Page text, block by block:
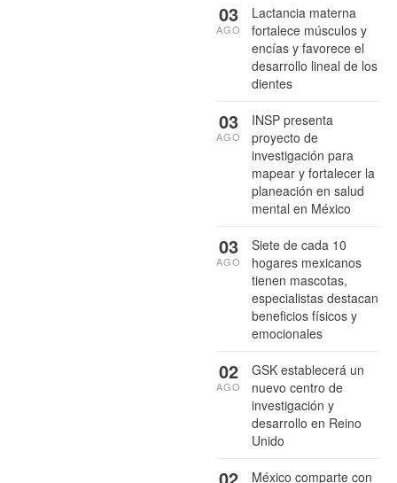
Lactancia materna
fortalece músculos y
encías y favorece el
desarrollo lineal de los
dientes
03
AGO
INSP presenta
proyecto de
investigación para
mapear y fortalecer la
planeación en salud
mental en México
03
AGO
Siete de cada 10
hogares mexicanos
tienen mascotas,
especialistas destacan
beneficios físicos y
emocionales
03
AGO
GSK establecerá un
nuevo centro de
investigación y
desarrollo en Reino
Unido
02
AGO
México comparte con